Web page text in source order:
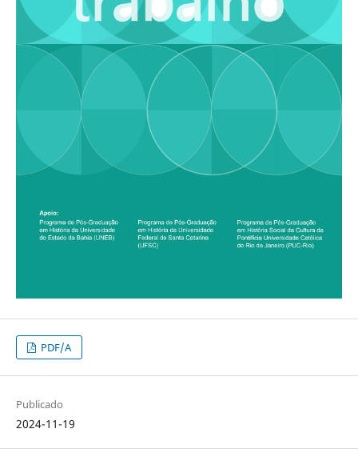
PDF/A
Publicado
2024-11-19